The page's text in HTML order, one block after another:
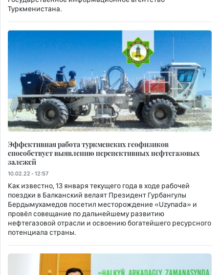
Туркменистана.
Эффективная работа туркменских геофизиков
способствует выявлению перспективных нефтегазовых
залежей
10.02.22 - 12:57
Как известно, 13 января текущего года в ходе рабочей
поездки в Балканский велаят Президент Гурбангулы
Бердымухамедов посетил месторождение «Uzynаda» и
провёл совещание по дальнейшему развитию
нефтегазовой отрасли и освоению богатейшего ресурсного
потенциала страны.